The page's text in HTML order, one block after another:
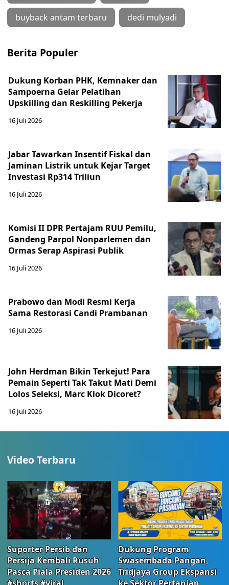
buyback antam terbaru dedi mulyadi
Berita Populer
Dukung Korban PHK, Kemnaker dan
Sampoerna Gelar Pelatihan
Upskilling dan Reskilling Pekerja
16 Juli 2026
Jabar Tawarkan Insentif Fiskal dan
Jaminan Listrik untuk Kejar Target
Investasi Rp314 Triliun
16 Juli 2026
Komisi II DPR Pertajam RUU Pemilu,
Gandeng Parpol Nonparlemen dan
Ormas Serap Aspirasi Publik
16 Juli 2026
Prabowo dan Modi Resmi Kerja
Sama Restorasi Candi Prambanan
16 Juli 2026
John Herdman Bikin Terkejut! Para
Pemain Seperti Tak Takut Mati Demi
Lolos Seleksi, Marc Klok Dicoret?
16 Juli 2026
Video Terbaru
Suporter Persib dan
Persija Kembali Rusuh
Pasca Piala Presiden 2026
Dukung Program
Swasembada Pangan,
Tridjaya Group Ekspansi